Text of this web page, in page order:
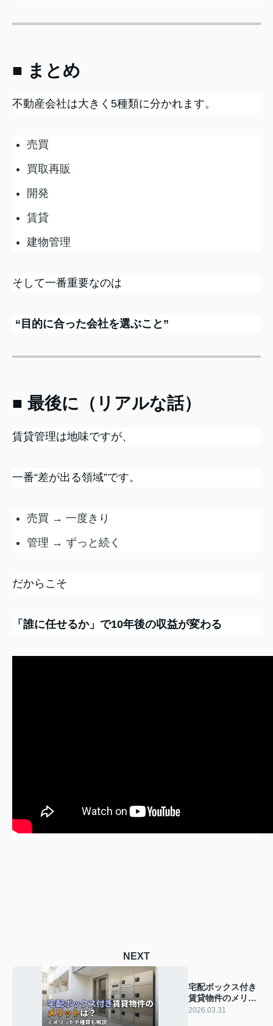
■ まとめ
不動産会社は大きく5種類に分かれます。
売買
買取再販
開発
賃貸
建物管理
そして一番重要なのは
“目的に合った会社を選ぶこと”
■ 最後に（リアルな話）
賃貸管理は地味ですが、
一番“差が出る領域”です。
売買 → 一度きり
管理 → ずっと続く
だからこそ
「誰に任せるか」で10年後の収益が変わる
NEXT
宅配ボックス付き
賃貸物件のメリッ
トは？デメリット
2026.03.31